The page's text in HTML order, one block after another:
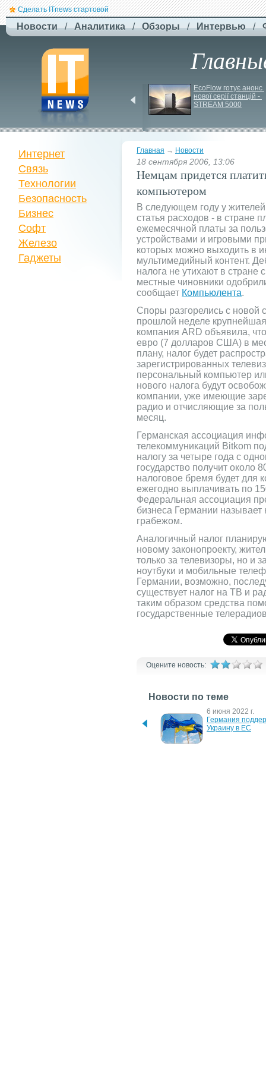
Сделать ITnews стартовой
Новости / Аналитика / Обзоры / Интервью /
серію міських квестів
маршрутами трамваїв
EcoFlow готує анонс
нової серії станцій -
STREAM 5000
Главная → Новости
18 сентября 2006, 13:06
Немцам придется
компьютером
В следующем году у
статья расходов - в стране
ежемесячной платы за
устройствами и игровыми
которых можно выходить в
мультимедийный контент.
налога не утихают в стране
местные чиновники
сообщает Компьюлента.
Споры разгорелись с новой
прошлой неделе
компания ARD объявила,
евро (7 долларов США) в
плану, налог будет
зарегистрированных
персональный компьютер
нового налога будут
компании, уже имеющие
радио и отчисляющие за
месяц.
Германская ассоциация
телекоммуникаций Bitkom
налогу за четыре года с
государство получит около
налоговое бремя будет для
ежегодно выплачивать по
Федеральная ассоциация
бизнеса Германии называет
грабежом.
Аналогичный налог
новому законопроекту,
только за телевизоры, но и
ноутбуки и мобильные
Германии, возможно,
существует налог на ТВ и
таким образом средства
государственные
Оцените новость:
Новости по теме
Германия создаст самую
большую армию в Европе
6 июня 2022 г.
Германия
Украину в ЕС
Интернет
Связь
Технологии
Безопасность
Бизнес
Софт
Железо
Гаджеты